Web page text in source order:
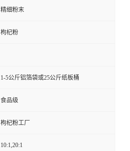
精细粉末
枸杞粉
1-5公斤铝箔袋或25公斤纸板桶
食品级
枸杞粉工厂
10:1,20:1